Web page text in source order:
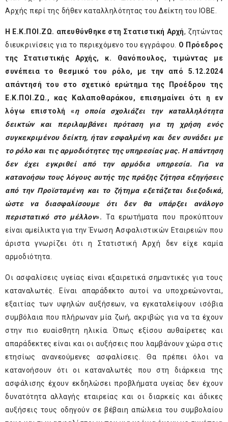
Αρχής περί της δήθεν καταλληλότητας του Δείκτη του ΙΟΒΕ.
Η Ε.Κ.ΠΟΙ.ΖΩ. απευθύνθηκε στη Στατιστική Αρχή, ζητώντας
διευκρινίσεις για το περιεχόμενο του εγγράφου. Ο Πρόεδρος
της Στατιστικής Αρχής, κ. Θανόπουλος, τιμώντας με
συνέπεια το θεσμικό του ρόλο, με την από 5.12.2024
απάντησή του στο σχετικό ερώτημα της Προέδρου της
Ε.Κ.ΠΟΙ.ΖΩ., κας Καλαποθαράκου, επισημαίνει ότι η εν
λόγω επιστολή «η οποία σχολιάζει την καταλληλότητα
δεικτών και περιλαμβάνει πρόταση για τη χρήση ενός
συγκεκριμένου δείκτη, ήταν εσφαλμένη και δεν συνάδει με
το ρόλο και τις αρμοδιότητες της υπηρεσίας μας. Η απάντηση
δεν έχει εγκριθεί από την αρμόδια υπηρεσία. Για να
κατανοήσω τους λόγους αυτής της πράξης ζήτησα εξηγήσεις
από την Προϊσταμένη και το ζήτημα εξετάζεται διεξοδικά,
ώστε να διασφαλίσουμε ότι δεν θα υπάρξει ανάλογο
περιστατικό στο μέλλον». Τα ερωτήματα που προκύπτουν
είναι αμείλικτα για την Ένωση Ασφαλιστικών Εταιρειών που
άριστα γνωρίζει ότι η Στατιστική Αρχή δεν είχε καμία
αρμοδιότητα.
Οι ασφαλίσεις υγείας είναι εξαιρετικά σημαντικές για τους
καταναλωτές. Είναι απαράδεκτο αυτοί να υποχρεώνονται,
εξαιτίας των υψηλών αυξήσεων, να εγκαταλείψουν ισόβια
συμβόλαια που πλήρωναν μία ζωή, ακριβώς για να τα έχουν
στην πιο ευαίσθητη ηλικία. Όπως εξίσου αυθαίρετες και
απαράδεκτες είναι και οι αυξήσεις που λαμβάνουν χώρα στις
ετησίως ανανεούμενες ασφαλίσεις. Θα πρέπει όλοι να
κατανοήσουν ότι οι καταναλωτές που στη διάρκεια της
ασφάλισης έχουν εκδηλώσει προβλήματα υγείας δεν έχουν
δυνατότητα αλλαγής εταιρείας και οι διαρκείς και άδικες
αυξήσεις τους οδηγούν σε βέβαιη απώλεια του συμβολαίου